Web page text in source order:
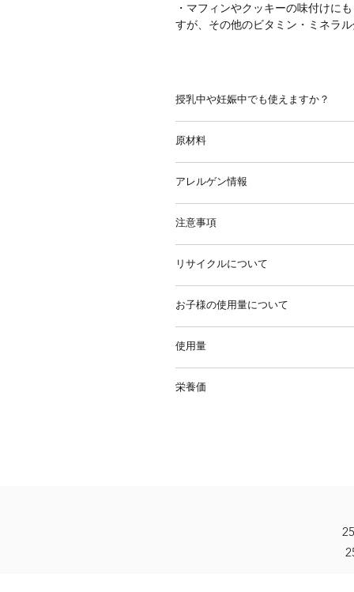
・マフィンやクッキーの味付けに
すが、その他のビタミン・ミネラ
授乳中や妊娠中でも使えますか？
ただしご自身の健康と照らし合わ
い。
原材料
植物性オーガニックプロテイン（
ックライスミルク、オーガニック
ーガニック引き割り亜麻仁、オー
ーガニックグアバ、オーガニック
アナトー）、プロバイオティック
ソーマチン（甘味料として）、オー
アレルゲン情報
この商品の製造工場は乳製品、魚
注意事項
万が一体に異変が起こった場合
さい。
リサイクルについて
ル可能品として分別ください。
お子様の使用量について
大人の約半分の量をお勧めしま
体重が10-15キロのお子様
大人の約2/3の量をお勧めします
使用量
（栄養価は30g使用した際のものが
栄養価